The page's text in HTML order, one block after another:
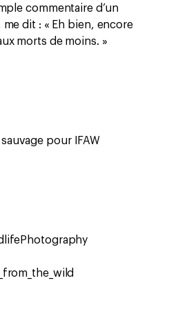
commentaire d’un
dit : « Eh bien, encore
morts de moins. »
pour IFAW